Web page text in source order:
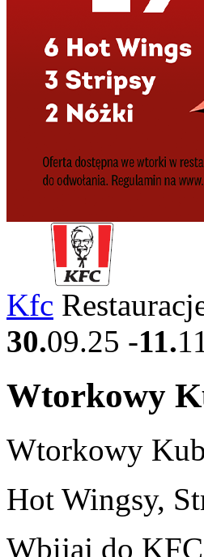
Kfc
30.09.25 -11.
Wtorkowy
Wtorkowy
Hot Wingsy,
Wbijaj do